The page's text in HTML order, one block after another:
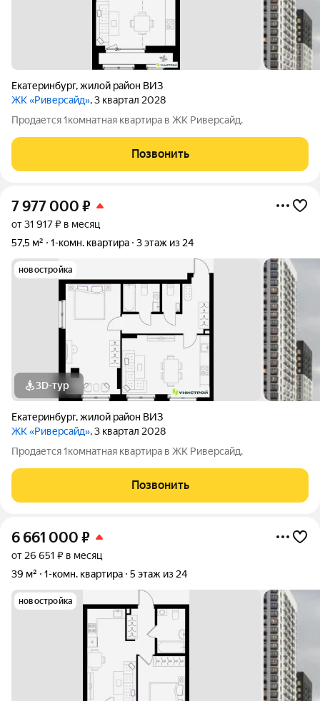
Екатеринбург,жилой район ВИЗ
ЖК «Риверсайд», 3 квартал 2028
Продается 1комнатная квартира в ЖК Риверсайд.
Позвонить
7 977 000 ₽
от 31 917 ₽ в месяц
57,5 м²
1-комн. квартира 3 этаж из 24
новостройка
3D-тур
Екатеринбург,жилой район ВИЗ
ЖК «Риверсайд», 3 квартал 2028
Продается 1комнатная квартира в ЖК Риверсайд.
Позвонить
6 661 000 ₽
от 26 651 ₽ в месяц
39 м²
1-комн. квартира 5 этаж из 24
новостройка